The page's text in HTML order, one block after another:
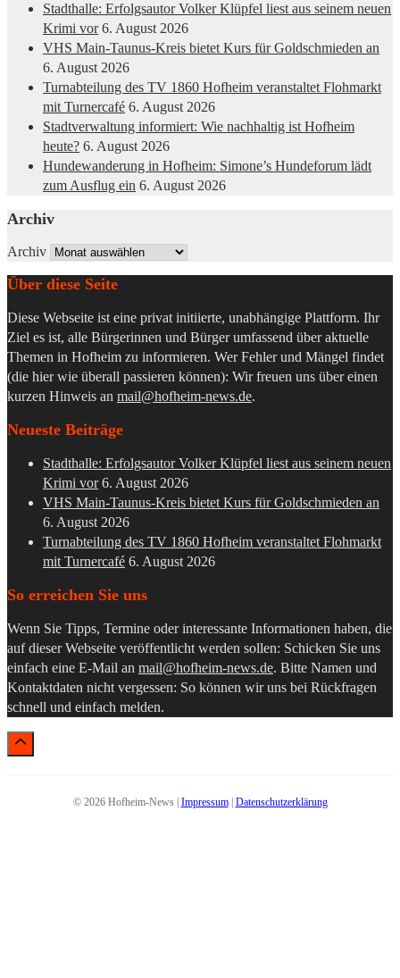
Stadthalle: Erfolgsautor Volker Klüpfel liest aus seinem neuen
Krimi vor 6. August 2026
VHS Main-Taunus-Kreis bietet Kurs für Goldschmieden an
6. August 2026
Turnabteilung des TV 1860 Hofheim veranstaltet Flohmarkt
mit Turnercafé 6. August 2026
Stadtverwaltung informiert: Wie nachhaltig ist Hofheim
heute? 6. August 2026
Hundewanderung in Hofheim: Simone’s Hundeforum lädt
zum Ausflug ein 6. August 2026
Archiv
Archiv
Über diese Seite
Diese Webseite ist eine privat initiierte, unabhängige Plattform. Ihr
Ziel es ist, alle Bürgerinnen und Bürger umfassend über aktuelle
Themen in Hofheim zu informieren. Wer Fehler und Mängel findet
(die hier wie überall passieren können): Wir freuen uns über einen
kurzen Hinweis an mail@hofheim-news.de.
Neueste Beiträge
Stadthalle: Erfolgsautor Volker Klüpfel liest aus seinem neuen
Krimi vor 6. August 2026
VHS Main-Taunus-Kreis bietet Kurs für Goldschmieden an
6. August 2026
Turnabteilung des TV 1860 Hofheim veranstaltet Flohmarkt
mit Turnercafé 6. August 2026
So erreichen Sie uns
Wenn Sie Tipps, Termine oder interessante Informationen haben, die
auf dieser Webseite veröffentlicht werden sollen: Schicken Sie uns
einfach eine E-Mail an mail@hofheim-news.de. Bitte Namen und
Kontaktdaten nicht vergessen: So können wir uns bei Rückfragen
schnell und einfach melden.
© 2026 Hofheim-News | Impressum| Datenschutzerklärung